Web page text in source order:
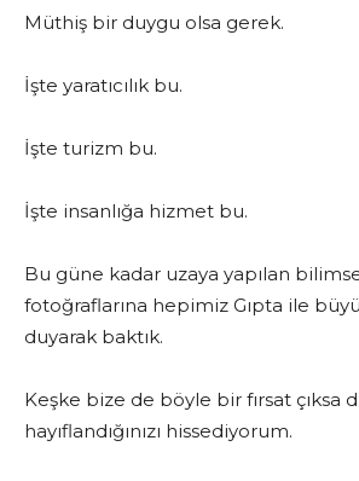
Müthiş bir duygu olsa gerek.
İşte yaratıcılık bu.
İşte turizm bu.
İşte insanlığa hizmet bu.
Bu güne kadar uzaya yapılan
fotoğraflarına hepimiz Gıpta ile
duyarak baktık.
Keşke bize de böyle bir fırsat çıksa
hayıflandığınızı hissediyorum.